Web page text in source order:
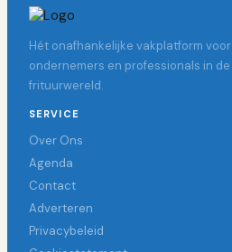
Hét onafhankelijke vakplatform voor
ondernemers en professionals in de
frituurwereld.
SERVICE
Over Ons
Agenda
Contact
Adverteren
Privacybeleid